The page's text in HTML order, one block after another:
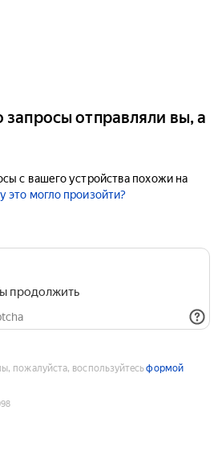
запросы отправляли вы, а
с вашего устройства похожи на
это могло произойти?
продолжить
пожалуйста, воспользуйтесьформой